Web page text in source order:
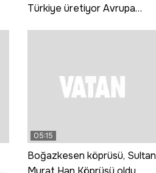
Türkiye üretiyor Avrupa
05:15
Boğazkesen köprüsü, Sultan